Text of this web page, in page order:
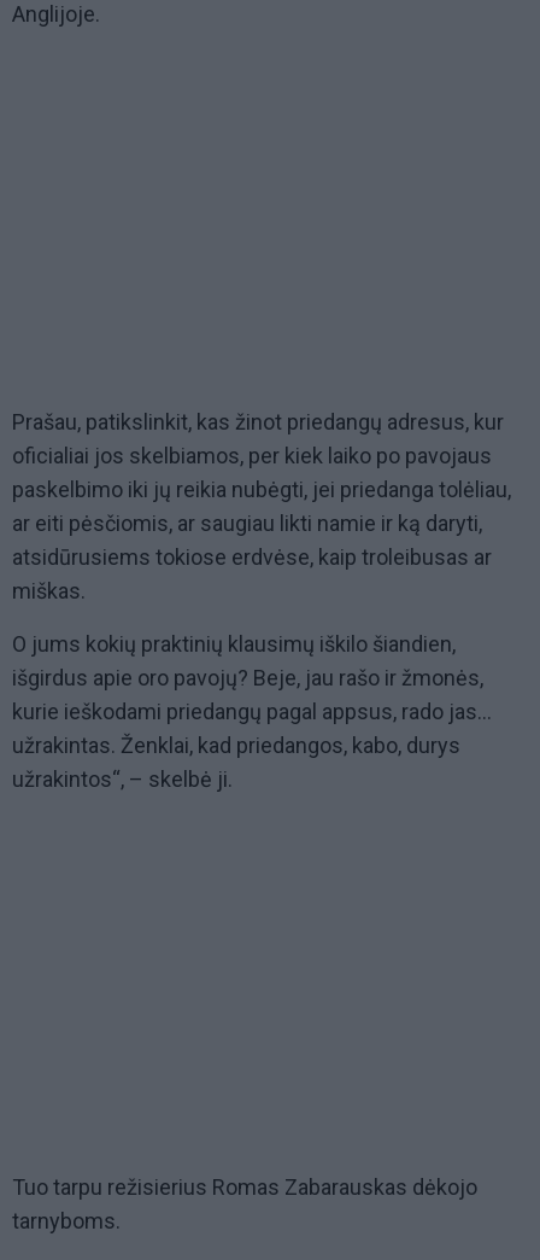
Anglijoje.
Prašau, patikslinkit, kas žinot priedangų adresus, kur
oficialiai jos skelbiamos, per kiek laiko po pavojaus
paskelbimo iki jų reikia nubėgti, jei priedanga tolėliau,
ar eiti pėsčiomis, ar saugiau likti namie ir ką daryti,
atsidūrusiems tokiose erdvėse, kaip troleibusas ar
miškas.
O jums kokių praktinių klausimų iškilo šiandien,
išgirdus apie oro pavojų? Beje, jau rašo ir žmonės,
kurie ieškodami priedangų pagal appsus, rado jas...
užrakintas. Ženklai, kad priedangos, kabo, durys
užrakintos“, – skelbė ji.
Tuo tarpu režisierius Romas Zabarauskas dėkojo
tarnyboms.